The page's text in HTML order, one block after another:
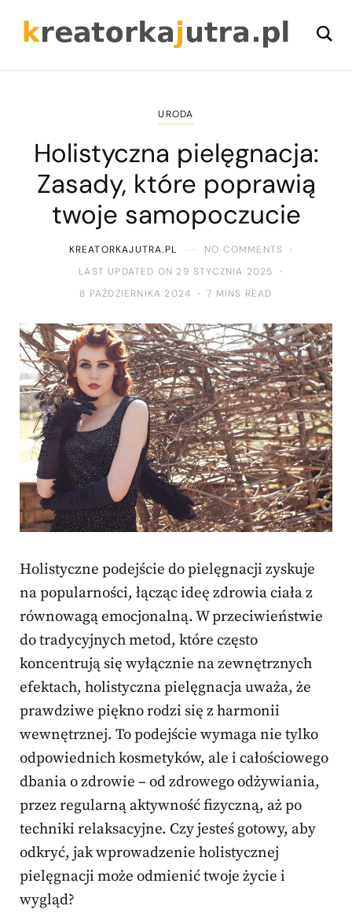
URODA
Holistyczna pielęgnacja:
Zasady, które poprawią
twoje samopoczucie
KREATORKAJUTRA.PL
NO COMMENTS
LAST UPDATED ON 29 STYCZNIA 2025
8 PAŹDZIERNIKA 2024
7 MINS READ
Holistyczne podejście do pielęgnacji zyskuje
na popularności, łącząc ideę zdrowia ciała z
równowagą emocjonalną. W przeciwieństwie
do tradycyjnych metod, które często
koncentrują się wyłącznie na zewnętrznych
efektach, holistyczna pielęgnacja uważa, że
prawdziwe piękno rodzi się z harmonii
wewnętrznej. To podejście wymaga nie tylko
odpowiednich kosmetyków, ale i całościowego
dbania o zdrowie – od zdrowego odżywiania,
przez regularną aktywność fizyczną, aż po
techniki relaksacyjne. Czy jesteś gotowy, aby
odkryć, jak wprowadzenie holistycznej
pielęgnacji może odmienić twoje życie i
wygląd?